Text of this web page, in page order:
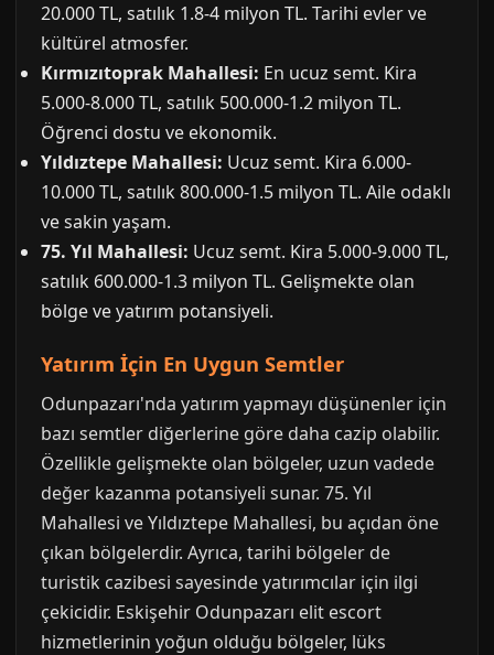
20.000 TL, satılık 1.8-4 milyon TL. Tarihi evler ve
kültürel atmosfer.
Kırmızıtoprak Mahallesi: En ucuz semt. Kira
5.000-8.000 TL, satılık 500.000-1.2 milyon TL.
Öğrenci dostu ve ekonomik.
Yıldıztepe Mahallesi: Ucuz semt. Kira 6.000-
10.000 TL, satılık 800.000-1.5 milyon TL. Aile odaklı
ve sakin yaşam.
75. Yıl Mahallesi: Ucuz semt. Kira 5.000-9.000 TL,
satılık 600.000-1.3 milyon TL. Gelişmekte olan
bölge ve yatırım potansiyeli.
Yatırım İçin En Uygun Semtler
Odunpazarı'nda yatırım yapmayı düşünenler için
bazı semtler diğerlerine göre daha cazip olabilir.
Özellikle gelişmekte olan bölgeler, uzun vadede
değer kazanma potansiyeli sunar. 75. Yıl
Mahallesi ve Yıldıztepe Mahallesi, bu açıdan öne
çıkan bölgelerdir. Ayrıca, tarihi bölgeler de
turistik cazibesi sayesinde yatırımcılar için ilgi
çekicidir. Eskişehir Odunpazarı elit escort
hizmetlerinin yoğun olduğu bölgeler, lüks